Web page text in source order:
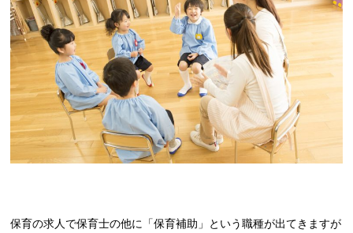
保育の求人で保育士の他に「保育補助」という職種が出てきますが